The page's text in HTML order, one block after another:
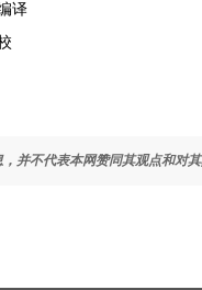
译
并不代表本网赞同其观点和对